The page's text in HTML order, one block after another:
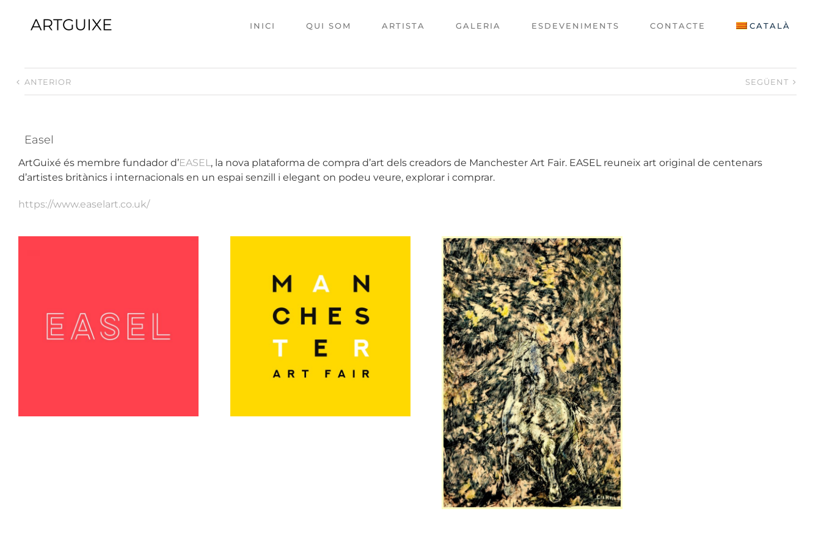
INICI QUI SOM ARTISTA GALERIA ESDEVENIMENTS CONTACTE CATALÀ
ANTERIOR SEGÜENT
Easel
ArtGuixé és membre fundador d’EASEL, la nova plataforma de compra d’art dels creadors de Manchester Art Fair. EASEL reuneix art original de centenars
d’artistes britànics i internacionals en un espai senzill i elegant on podeu veure, explorar i comprar.
https://www.easelart.co.uk/